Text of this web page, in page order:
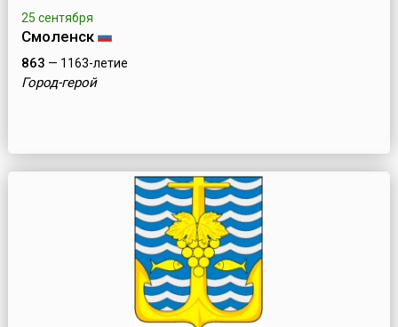
25 сентября
Смоленск
863 — 1163-летие
Город-герой